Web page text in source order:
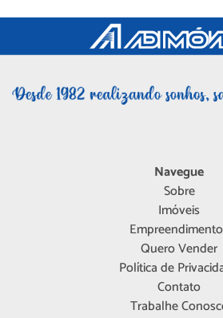
Navegue
Sobre
Imóveis
Quero Vender
Política de
Contato
Trabalhe